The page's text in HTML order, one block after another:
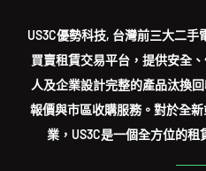
買賣租賃交易平台，提供安全
人及企業設計完整的產品汰換
報價與市區收購服務。對於全
業，US3C是一個全方位的